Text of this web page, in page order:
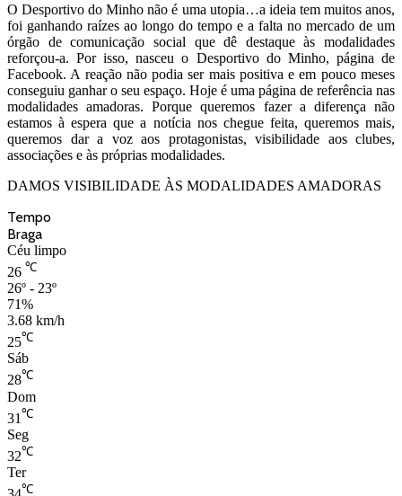
O Desportivo do Minho não é uma utopia…a ideia tem muitos anos,
foi ganhando raízes ao longo do tempo e a falta no mercado de um
órgão de comunicação social que dê destaque às modalidades
reforçou-a. Por isso, nasceu o Desportivo do Minho, página de
Facebook. A reação não podia ser mais positiva e em pouco meses
conseguiu ganhar o seu espaço. Hoje é uma página de referência nas
modalidades amadoras. Porque queremos fazer a diferença não
estamos à espera que a notícia nos chegue feita, queremos mais,
queremos dar a voz aos protagonistas, visibilidade aos clubes,
associações e às próprias modalidades.
DAMOS VISIBILIDADE ÀS MODALIDADES AMADORAS
Tempo
Braga
Céu limpo
26 ℃
26º - 23º
71%
3.68 km/h
25℃
Sáb
28℃
Dom
31 ℃
Seg
32℃
Ter
℃